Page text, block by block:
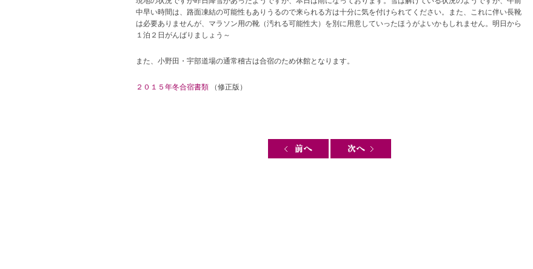
中早い時間は、路面凍結の可能性もありうるので来られる方は十分に気を付けられてください。また、これに伴い長靴
は必要ありませんが、マラソン用の靴（汚れる可能性大）を別に用意していったほうがよいかもしれません。明日から
１泊２日がんばりましょう～
また、小野田・宇部道場の通常稽古は合宿のため休館となります。
２０１５年冬合宿書類 （修正版）